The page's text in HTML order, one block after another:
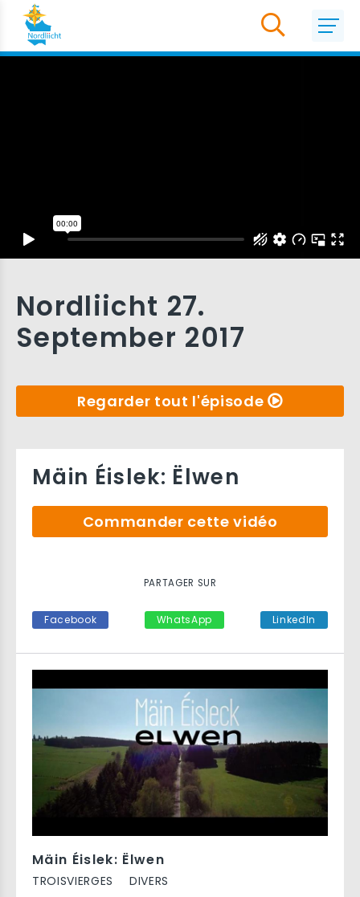
Nordliicht 27.
September 2017
Regarder tout l'épisode
Mäin Éislek: Ëlwen
TROISVIERGES DIVERS
Mäin Éislek: Ëlwen
Commander cette vidéo
PARTAGER SUR
Facebook WhatsApp LinkedIn